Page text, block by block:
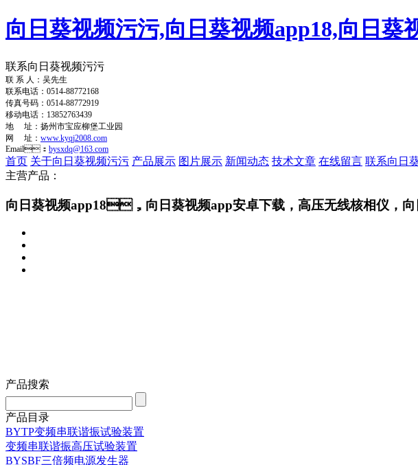
向日葵视频污污,向日葵视频app18,向日
联系向日葵视频污污
联 系 人：吴先生
联系电话：0514-88772168
传真号码：0514-88772919
移动电话：13852763439
地 址：扬州市宝应柳堡工业园
网 址： www.kyqj2008.com
Email： bysxdq@163.com
首页 关于向日葵视频污污 产品展示 图片展示 新闻动态 技术文章 在线留言 联系向日
主营产品：
向日葵视频app18，向日葵视频app安卓下载，高压无线核相仪，向
产品搜索
产品目录
BYTP变频串联谐振试验装置
变频串联谐振高压试验装置
BYSBF三倍频电源发生器